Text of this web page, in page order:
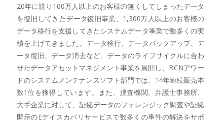
20年に渡り100万人以上のお客様の無くしてしまったデータ
を復旧してきたデータ復旧事業、1,300万人以上のお客様の
データ移行を支援してきたシステムデータ事業で数多くの実
績を上げてきました。データ移行、データバックアップ、デ
ータ復旧、データ消去など、データのライフサイクルに合わ
せたデータアセットマネジメント事業を展開し、BCNアワー
ドのシステムメンテナンスソフト部門では、14年連続販売本
数1位を獲得しています。また、捜査機関、弁護士事務所、
大手企業に対して、証拠データのフォレンジック調査や証拠
開示のEデイスカバリサービスで数多くの事件の解決をサポ